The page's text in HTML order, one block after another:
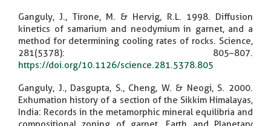
Ganguly, J., Tirone, M. & Hervig, R.L. 1998. Diffusion
kinetics of samarium and neodymium in garnet, and a
method for determining cooling rates of rocks. Science,
281(5378): 805–807.
https://doi.org/10.1126/science.281.5378.805
Ganguly, J., Dasgupta, S., Cheng, W. & Neogi, S. 2000.
Exhumation history of a section of the Sikkim Himalayas,
India: Records in the metamorphic mineral equilibria and